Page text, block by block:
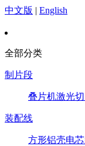
中文版 | English
全部分类
制片段
叠片机激光
装配线
方形铝壳电